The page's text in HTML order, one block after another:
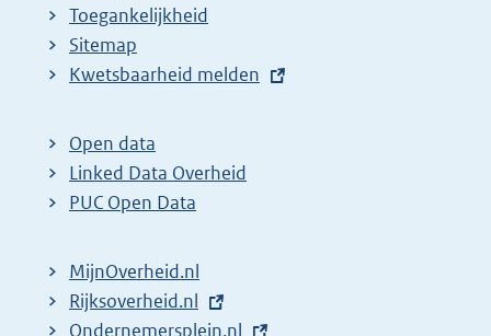
Toegankelijkheid
Sitemap
E
t
e
r
l
i
Kwetsbaarheid melden
Open data
Linked Data Overheid
PUC Open Data
MijnOverheid.nl
E
x
Rijksoverheid.nl
E
Ondernemersplein.nl